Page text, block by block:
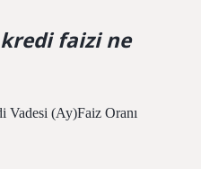
faizi ne
Vadesi (Ay)Faiz Oranı